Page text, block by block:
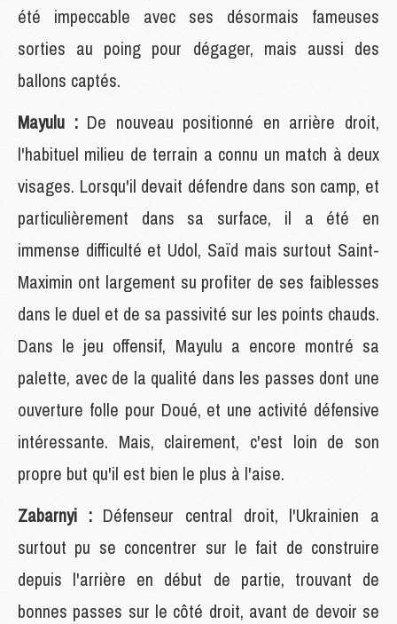
été impeccable avec ses désormais fameuses
sorties au poing pour dégager, mais aussi des
ballons captés.
Mayulu : De nouveau positionné en arrière droit,
l'habituel milieu de terrain a connu un match à deux
visages. Lorsqu'il devait défendre dans son camp, et
particulièrement dans sa surface, il a été en
immense difficulté et Udol, Saïd mais surtout Saint-
Maximin ont largement su profiter de ses faiblesses
dans le duel et de sa passivité sur les points chauds.
Dans le jeu offensif, Mayulu a encore montré sa
palette, avec de la qualité dans les passes dont une
ouverture folle pour Doué, et une activité défensive
intéressante. Mais, clairement, c'est loin de son
propre but qu'il est bien le plus à l'aise.
Zabarnyi : Défenseur central droit, l'Ukrainien a
surtout pu se concentrer sur le fait de construire
depuis l'arrière en début de partie, trouvant de
bonnes passes sur le côté droit, avant de devoir se